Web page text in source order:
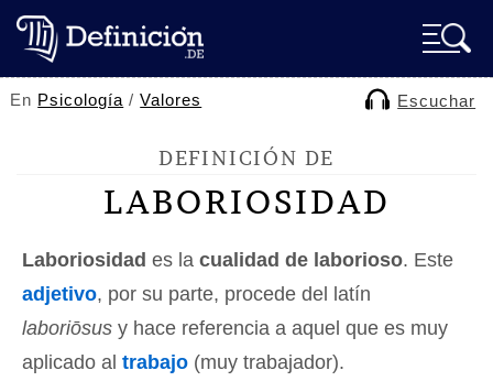
En Psicología /Valores Escuchar
DEFINICIÓN DE
LABORIOSIDAD
Laboriosidad es la cualidad de laborioso. Este
adjetivo, por su parte, procede del latín
laboriōsus y hace referencia a aquel que es muy
aplicado al trabajo (muy trabajador).